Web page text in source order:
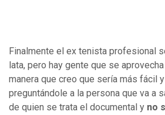
Finalmente el ex tenista profesional
lata, pero hay gente que se
manera que creo que sería más fácil
preguntándole a la persona que va a
de quien se trata el documental y no